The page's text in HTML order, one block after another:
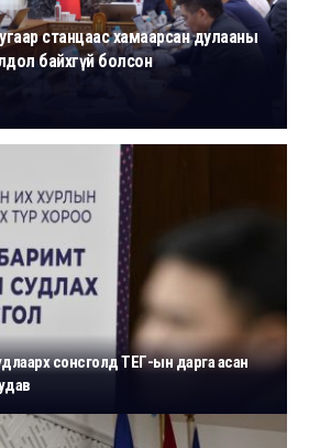
станцаас хамаарсан дулааны
байхгүй болсон
сонсголд ТЕГ-ын дарга асан